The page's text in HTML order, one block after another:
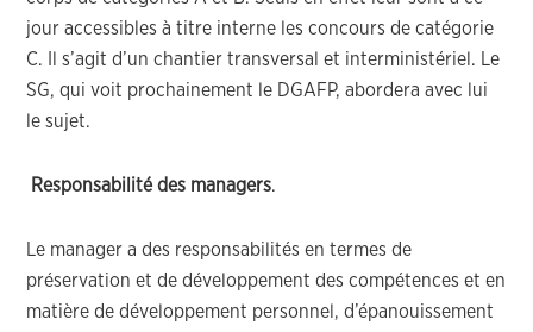
jour accessibles à titre interne les concours de catégorie
C. Il s’agit d’un chantier transversal et interministériel. Le
SG, qui voit prochainement le DGAFP, abordera avec lui
le sujet.
Responsabilité des managers.
Le manager a des responsabilités en termes de
préservation et de développement des compétences et en
matière de développement personnel, d’épanouissement